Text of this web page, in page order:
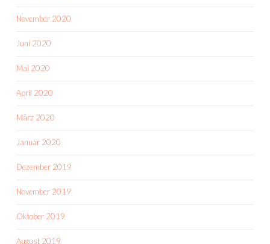
November 2020
Juni 2020
Mai 2020
April 2020
März 2020
Januar 2020
Dezember 2019
November 2019
Oktober 2019
August 2019